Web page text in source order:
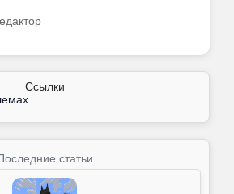
Ссылки
статьи